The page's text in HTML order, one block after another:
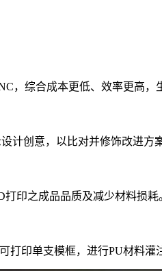
，综合成本更低、效率更高，
计创意，以比对并修饰改进
印之成品品质及减少材料损耗
打印单支模框，进行PU材料